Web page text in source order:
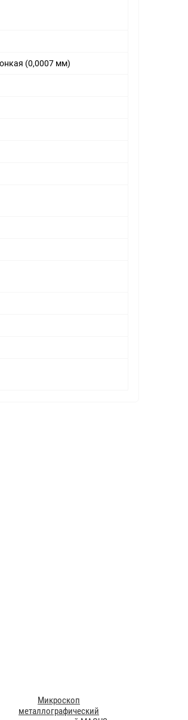
(0,0007 мм)
Микроскоп
металлографический